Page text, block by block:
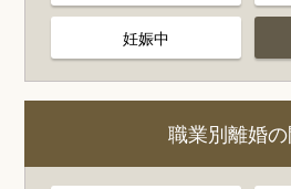
妊娠中
職業別離婚